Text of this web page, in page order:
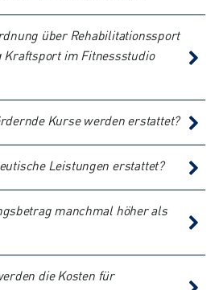
über Rehabilitationssport
Kraftsport im Fitnessstudio
Kurse werden erstattet?
Leistungen erstattet?
manchmal höher als
die Kosten für